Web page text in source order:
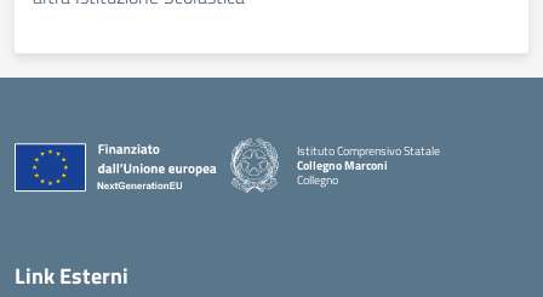
Istituto Comprensivo Statale
Collegno Marconi
Collegno
Link Esterni